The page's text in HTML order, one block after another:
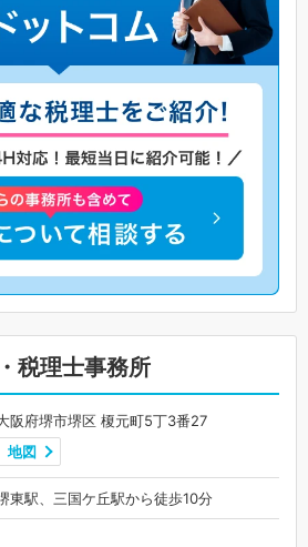
税理士事務所
阪府堺市堺区 榎元町5丁3番27
地図
東駅、三国ケ丘駅から徒歩10分